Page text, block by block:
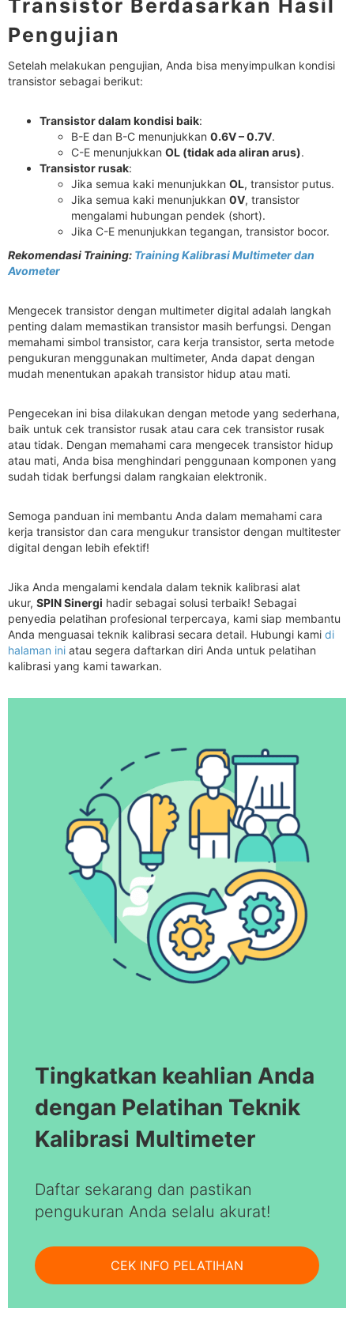
Transistor Berdasarkan Hasil
Pengujian
Setelah melakukan pengujian, Anda bisa menyimpulkan kondisi
transistor sebagai berikut:
Transistor dalam kondisi baik:
B-E dan B-C menunjukkan 0.6V – 0.7V.
C-E menunjukkan OL (tidak ada aliran arus).
Transistor rusak:
Jika semua kaki menunjukkan OL, transistor putus.
Jika semua kaki menunjukkan 0V, transistor
mengalami hubungan pendek (short).
Jika C-E menunjukkan tegangan, transistor bocor.
Rekomendasi Training: Training Kalibrasi Multimeter dan
Avometer
Mengecek transistor dengan multimeter digital adalah langkah
penting dalam memastikan transistor masih berfungsi. Dengan
memahami simbol transistor, cara kerja transistor, serta metode
pengukuran menggunakan multimeter, Anda dapat dengan
mudah menentukan apakah transistor hidup atau mati.
Pengecekan ini bisa dilakukan dengan metode yang sederhana,
baik untuk cek transistor rusak atau cara cek transistor rusak
atau tidak. Dengan memahami cara mengecek transistor hidup
atau mati, Anda bisa menghindari penggunaan komponen yang
sudah tidak berfungsi dalam rangkaian elektronik.
Semoga panduan ini membantu Anda dalam memahami cara
kerja transistor dan cara mengukur transistor dengan multitester
digital dengan lebih efektif!
Jika Anda mengalami kendala dalam teknik kalibrasi alat
ukur, SPIN Sinergi hadir sebagai solusi terbaik! Sebagai
penyedia pelatihan profesional terpercaya, kami siap membantu
Anda menguasai teknik kalibrasi secara detail. Hubungi kami di
halaman ini atau segera daftarkan diri Anda untuk pelatihan
kalibrasi yang kami tawarkan.
Tingkatkan keahlian Anda
dengan Pelatihan Teknik
Kalibrasi Multimeter
Daftar sekarang dan pastikan
pengukuran Anda selalu akurat!
CEK INFO PELATIHAN